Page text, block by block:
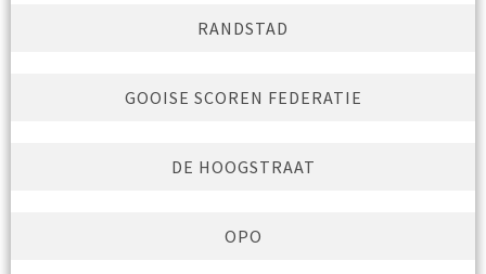
RANDSTAD
GOOISE SCOREN FEDERATIE
DE HOOGSTRAAT
OPO